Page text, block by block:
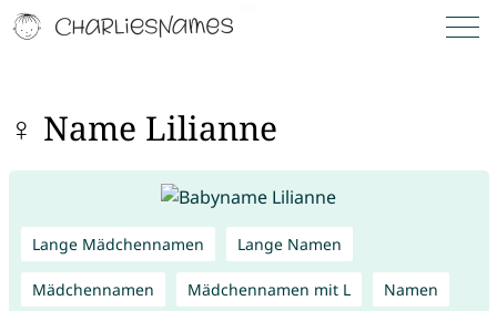
♀ Name Lilianne
Lange Mädchennamen Lange Namen
Mädchennamen Mädchennamen mit L Namen